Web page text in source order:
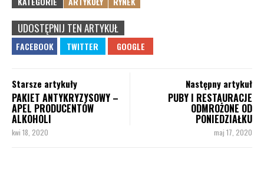
UDOSTĘPNIJ TEN ARTYKUŁ
Starsze artykuły
PAKIET ANTYKRYZYSOWY –
APEL PRODUCENTÓW
ALKOHOLI
kwi 18, 2020
Następny artykuł
PUBY I RESTAURACJE
ODMROŻONE OD
PONIEDZIAŁKU
maj 17, 2020